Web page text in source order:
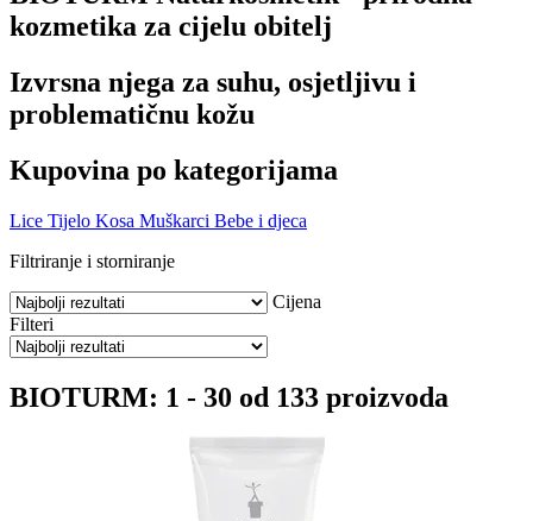
kozmetika za cijelu obitelj
Izvrsna njega za suhu, osjetljivu i
problematičnu kožu
Kupovina po kategorijama
Lice Tijelo Kosa Muškarci Bebe i djeca
Filtriranje i storniranje
Cijena
Filteri
BIOTURM: 1 - 30 od 133 proizvoda